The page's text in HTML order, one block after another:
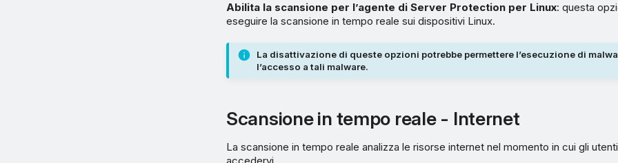
Abilita la scansione per l’agente di Server Protection per Linux: questa
eseguire la scansione in tempo reale sui dispositivi Linux.
La disattivazione di queste opzioni potrebbe permettere l’esecuzione di
l’accesso a tali malware.
Scansione in tempo reale - Internet
La scansione in tempo reale analizza le risorse internet nel momento in cui gli